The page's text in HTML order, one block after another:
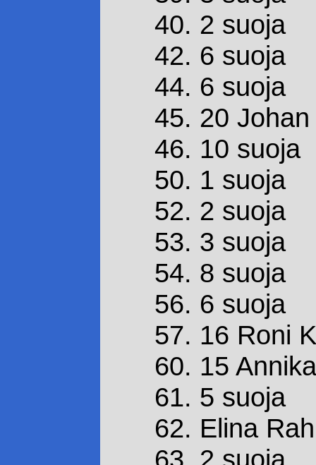
40. 2 suoja
42. 6 suoja
44. 6 suoja
45. 20
46. 10 suoja
50. 1 suoja
52. 2 suoja
53. 3 suoja
54. 8 suoja
56. 6 suoja
57. 16 Roni
60. 15
61. 5 suoja
62. Elina